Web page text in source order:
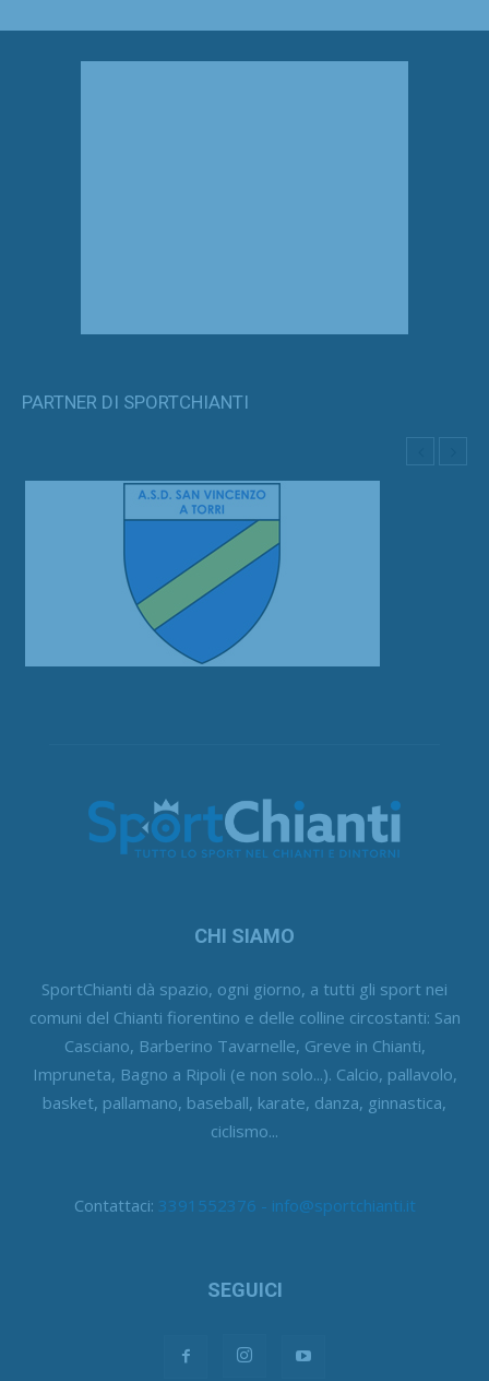
PARTNER DI SPORTCHIANTI
CHI SIAMO
SportChianti dà spazio, ogni giorno, a tutti gli sport nei
comuni del Chianti fiorentino e delle colline circostanti: San
Casciano, Barberino Tavarnelle, Greve in Chianti,
Impruneta, Bagno a Ripoli (e non solo...). Calcio, pallavolo,
basket, pallamano, baseball, karate, danza, ginnastica,
ciclismo...
Contattaci: 3391552376 - info@sportchianti.it
SEGUICI